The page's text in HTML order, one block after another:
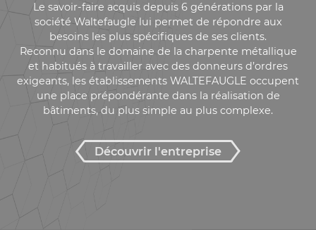
Le savoir-faire acquis depuis 6 générations par la
société Waltefaugle lui permet de répondre aux
besoins les plus spécifiques de ses clients.
Reconnu dans le domaine de la charpente métallique
et habitués à travailler avec des donneurs d’ordres
exigeants, les établissements WALTEFAUGLE occupent
une place prépondérante dans la réalisation de
bâtiments, du plus simple au plus complexe.
Découvrir l'entreprise